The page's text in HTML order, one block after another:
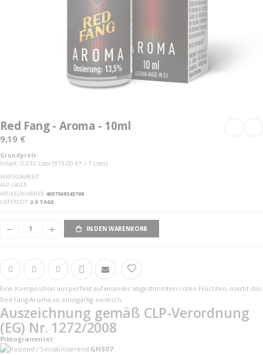
der
Bildgalerie
springen
Red Fang - Aroma - 10ml
9,19 €
Grundpreis:
Inhalt: 0,010 Liter (919,00 €* / 1 Liter)
VERFÜGBARKEIT:
AUF LAGER
ARTIKELNUMMER 4057569245768
LIEFERZEIT 2-3 TAGE
IN DEN WARENKORB
Eine Komposition aus perfekt aufeinander abgestimmten roten Früchten, macht das
Red Fang Aroma so einzigartig exotisch.
Auszeichnung gemäß CLP-Verordnung
(EG) Nr. 1272/2008
Piktogramm(e):
GHS07